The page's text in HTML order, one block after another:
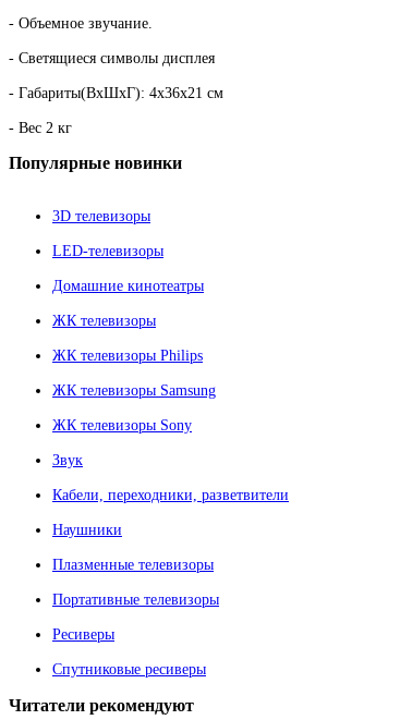
- Объемное звучание.
- Светящиеся символы дисплея
- Габариты(ВxШxГ): 4x36x21 см
- Вес 2 кг
Популярные новинки
3D телевизоры
LED-телевизоры
Домашние кинотеатры
ЖК телевизоры
ЖК телевизоры Philips
ЖК телевизоры Samsung
ЖК телевизоры Sony
Звук
Кабели, переходники, разветвители
Наушники
Плазменные телевизоры
Портативные телевизоры
Ресиверы
Спутниковые ресиверы
Читатели рекомендуют